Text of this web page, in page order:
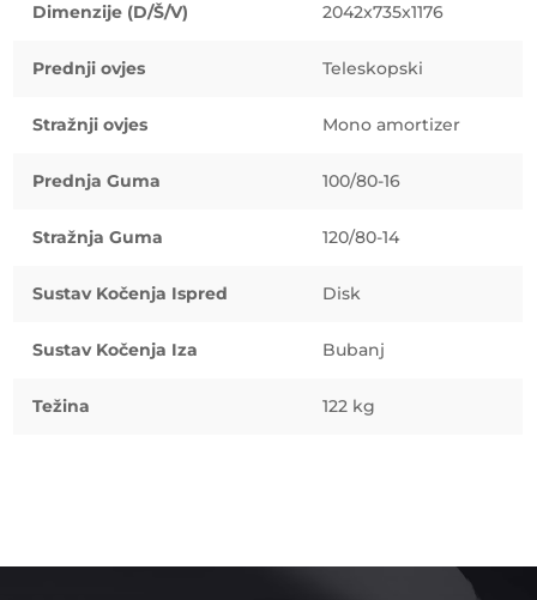
Dimenzije (D/Š/V) 2042x735x1176
Prednji ovjes Teleskopski
Stražnji ovjes Mono amortizer
Prednja Guma 100/80-16
Stražnja Guma 120/80-14
Sustav Kočenja Ispred Disk
Sustav Kočenja Iza Bubanj
Težina 122 kg